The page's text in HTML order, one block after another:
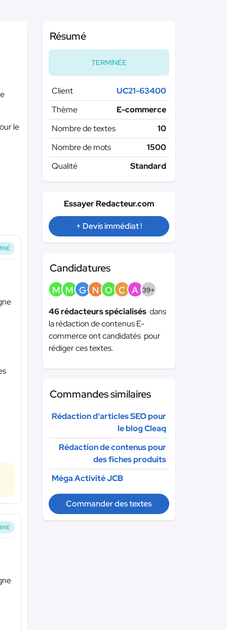
le
Résumé
TERMINÉE
Client
UC21-63400
Thème
E-commerce
Nombre de textes
10
Nombre de mots
1500
Qualité
Standard
Essayer Redacteur.com
+ Devis immédiat !
Candidatures
M M G N O C A 39+
46 rédacteurs spécialisés dans
la rédaction de contenus E-
commerce ont candidatés pour
rédiger ces textes.
Commandes similaires
Rédaction d'articles SEO pour
le blog Cleaq
Rédaction de contenus pour
des fiches produits
Méga Activité JCB
Commander des textes